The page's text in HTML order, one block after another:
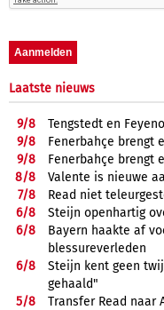
Laatste nieuws
9/8
Tengstedt en
9/8
Fenerbahçe brengt
9/8
Fenerbahçe brengt
8/8
Valente is nieuwe
7/8
Read niet
6/8
Steijn openhartig
6/8
Bayern haakte af
blessureverleden
6/8
Steijn kent geen
gehaald"
5/8
Transfer Read naar